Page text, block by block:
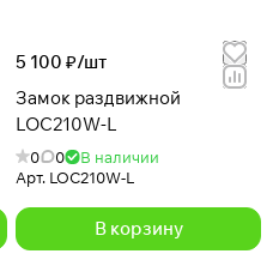
5 100 ₽/шт
Замок раздвижной
LOC210W-L
0 0
В наличии
Арт. LOC210W-L
В корзину